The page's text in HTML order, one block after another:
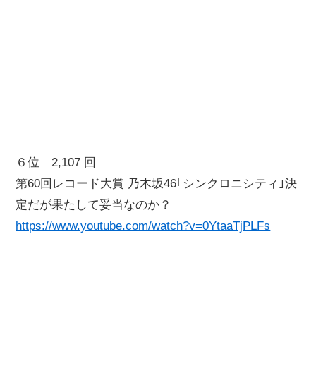
６位 2,107 回
第60回レコード大賞 乃木坂46｢シンクロニシティ｣決
定だが果たして妥当なのか？
https://www.youtube.com/watch?v=0YtaaTjPLFs